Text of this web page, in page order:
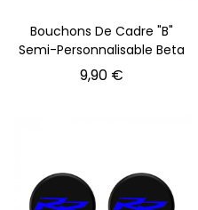
Bouchons De Cadre "B"
Semi-Personnalisable Beta
9,90 €